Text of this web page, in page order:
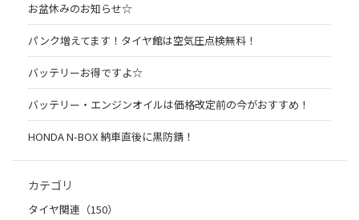
お盆休みのお知らせ☆
パンク増えてます！タイヤ館は空気圧点検無料！
バッテリーお得ですよ☆
バッテリー・エンジンオイルは価格改定前の今がおすすめ！
HONDA N-BOX 納車直後に黒防錆！
カテゴリ
タイヤ関連（150）